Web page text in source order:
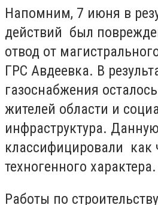
Напомним, 7 июня в
действий был
отвод от
ГРС Авдеевка. В
газоснабжения
жителей области и
инфраструктура.
классифицировали как
техногенного характера.
Работы по